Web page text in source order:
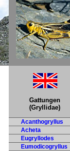
Gattungen
(Gryllidae)
Acanthogryllus
Acheta
Eugryllodes
Eumodicogryllus